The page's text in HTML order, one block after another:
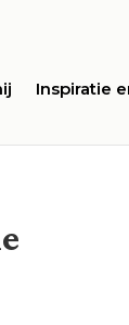
Inspiratie